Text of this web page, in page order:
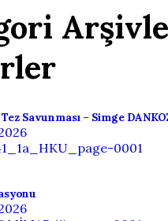
Savunması – Simge